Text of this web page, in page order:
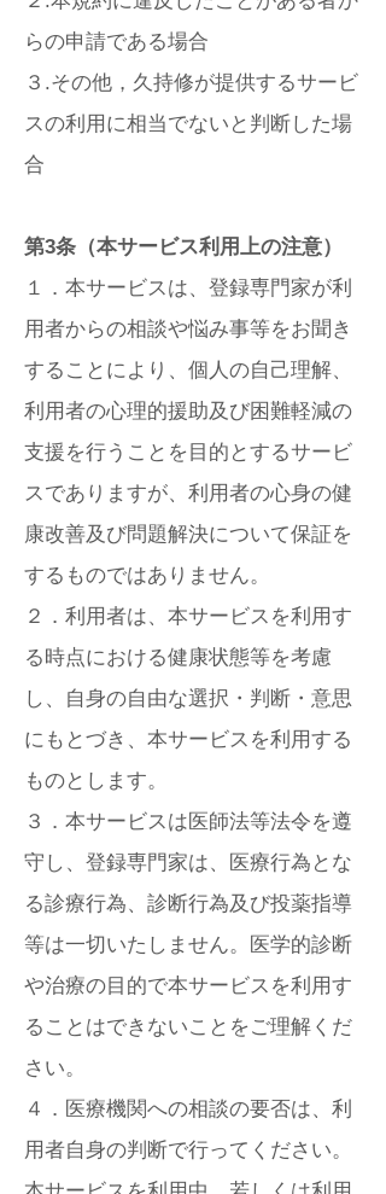
らの申請である場合
３.その他，久持修が提供するサービ
スの利用に相当でないと判断した場
合
第3条（本サービス利用上の注意）
１．本サービスは、登録専門家が利
用者からの相談や悩み事等をお聞き
することにより、個人の自己理解、
利用者の心理的援助及び困難軽減の
支援を行うことを目的とするサービ
スでありますが、利用者の心身の健
康改善及び問題解決について保証を
するものではありません。
２．利用者は、本サービスを利用す
る時点における健康状態等を考慮
し、自身の自由な選択・判断・意思
にもとづき、本サービスを利用する
ものとします。
３．本サービスは医師法等法令を遵
守し、登録専門家は、医療行為とな
る診療行為、診断行為及び投薬指導
等は一切いたしません。医学的診断
や治療の目的で本サービスを利用す
ることはできないことをご理解くだ
さい。
４．医療機関への相談の要否は、利
用者自身の判断で行ってください。